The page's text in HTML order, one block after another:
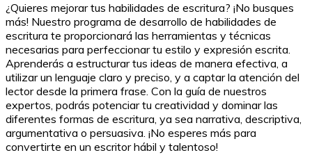
¿Quieres mejorar tus habilidades de escritura? ¡No busques
más! Nuestro programa de desarrollo de habilidades de
escritura te proporcionará las herramientas y técnicas
necesarias para perfeccionar tu estilo y expresión escrita.
Aprenderás a estructurar tus ideas de manera efectiva, a
utilizar un lenguaje claro y preciso, y a captar la atención del
lector desde la primera frase. Con la guía de nuestros
expertos, podrás potenciar tu creatividad y dominar las
diferentes formas de escritura, ya sea narrativa, descriptiva,
argumentativa o persuasiva. ¡No esperes más para
convertirte en un escritor hábil y talentoso!